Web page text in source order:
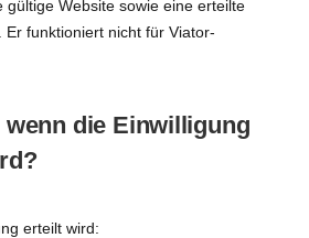
gültige Website sowie eine erteilte
Er funktioniert nicht für Viator-
wenn die Einwilligung
erteilt wird: